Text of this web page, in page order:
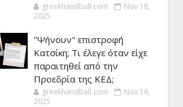
greekhandball.com
Nov 18,
2025
"Ψήνουν" επιστροφή
Κατσίκη; Τι έλεγε όταν είχε
παραιτηθεί από την
Προεδρία της ΚΕΔ;
greekhandball.com
Nov 16,
2025